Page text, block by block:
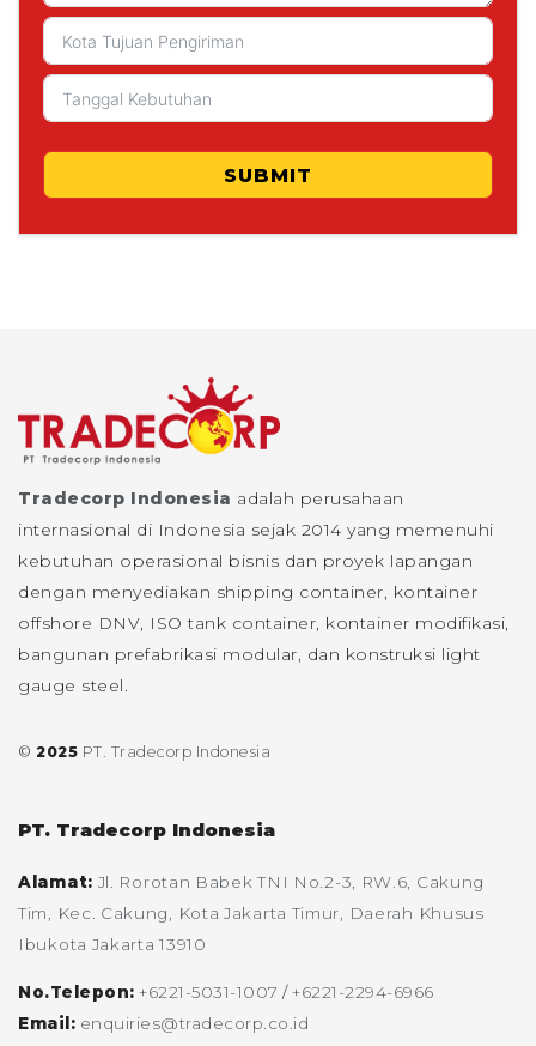
SUBMIT
Tradecorp Indonesia adalah perusahaan
internasional di Indonesia sejak 2014 yang memenuhi
kebutuhan operasional bisnis dan proyek lapangan
dengan menyediakan shipping container, kontainer
offshore DNV, ISO tank container, kontainer modifikasi,
bangunan prefabrikasi modular, dan konstruksi light
gauge steel.
© 2025 PT. Tradecorp Indonesia
PT. Tradecorp Indonesia
Alamat: Jl. Rorotan Babek TNI No.2-3, RW.6, Cakung
Tim, Kec. Cakung, Kota Jakarta Timur, Daerah Khusus
Ibukota Jakarta 13910
No.Telepon: +6221-5031-1007 /+6221-2294-6966
Email: enquiries@tradecorp.co.id